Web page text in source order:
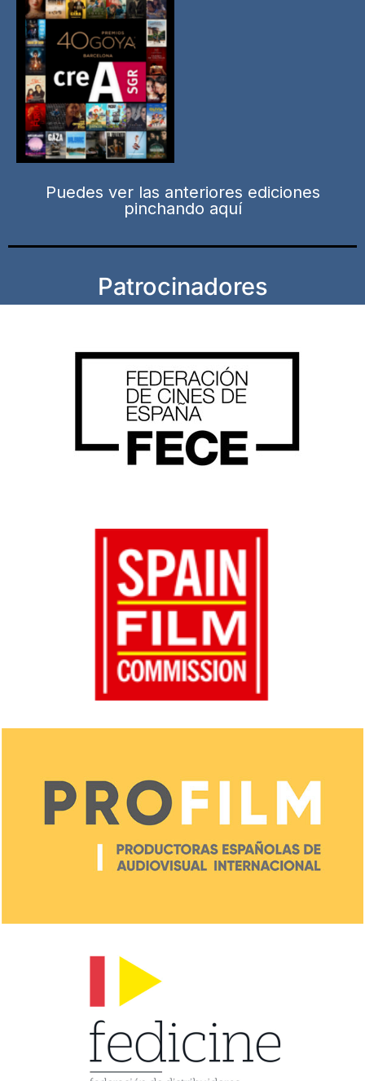
Puedes ver las anteriores ediciones
pinchando aquí
Patrocinadores